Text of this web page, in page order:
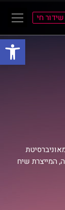
פתח
שידור חי
המייצרת שיח